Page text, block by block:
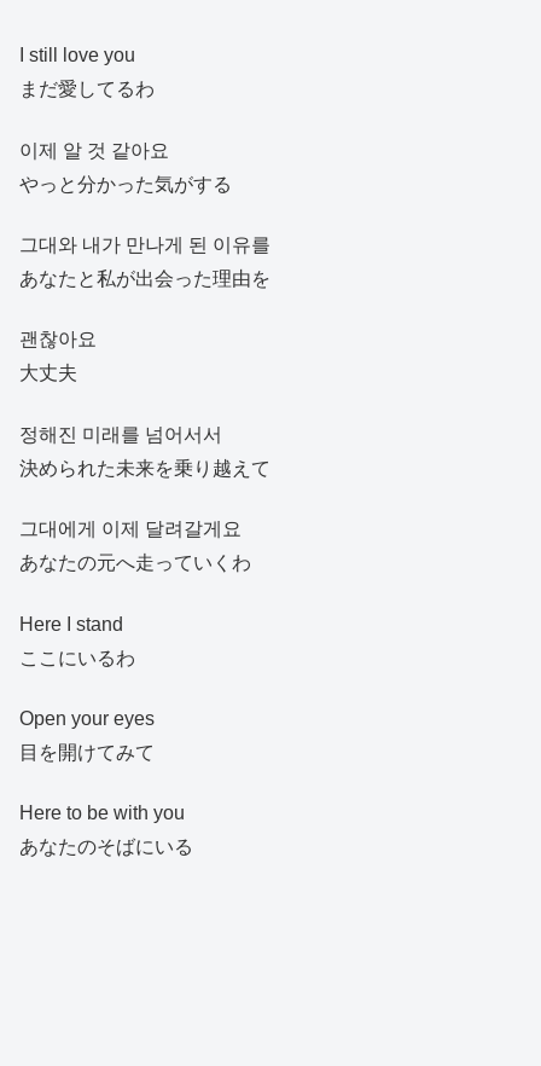
I still love you
まだ愛してるわ
이제 알 것 같아요
やっと分かった気がする
그대와 내가 만나게 된 이유를
あなたと私が出会った理由を
괜찮아요
大丈夫
정해진 미래를 넘어서서
決められた未来を乗り越えて
그대에게 이제 달려갈게요
あなたの元へ走っていくわ
Here I stand
ここにいるわ
Open your eyes
目を開けてみて
Here to be with you
あなたのそばにいる